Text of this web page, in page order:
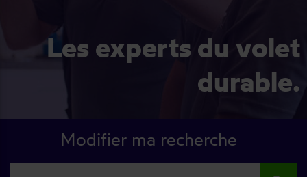
Les experts du volet
durable.
Modifier ma recherche